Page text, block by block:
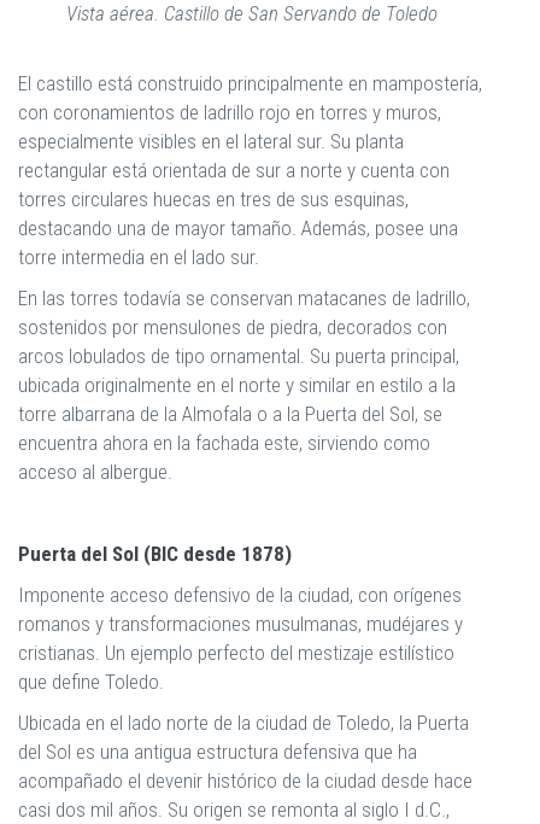
Vista aérea. Castillo de San Servando de Toledo
El castillo está construido principalmente en mampostería,
con coronamientos de ladrillo rojo en torres y muros,
especialmente visibles en el lateral sur. Su planta
rectangular está orientada de sur a norte y cuenta con
torres circulares huecas en tres de sus esquinas,
destacando una de mayor tamaño. Además, posee una
torre intermedia en el lado sur.
En las torres todavía se conservan matacanes de ladrillo,
sostenidos por mensulones de piedra, decorados con
arcos lobulados de tipo ornamental. Su puerta principal,
ubicada originalmente en el norte y similar en estilo a la
torre albarrana de la Almofala o a la Puerta del Sol, se
encuentra ahora en la fachada este, sirviendo como
acceso al albergue.
Puerta del Sol (BIC desde 1878)
Imponente acceso defensivo de la ciudad, con orígenes
romanos y transformaciones musulmanas, mudéjares y
cristianas. Un ejemplo perfecto del mestizaje estilístico
que define Toledo.
Ubicada en el lado norte de la ciudad de Toledo, la Puerta
del Sol es una antigua estructura defensiva que ha
acompañado el devenir histórico de la ciudad desde hace
casi dos mil años. Su origen se remonta al siglo I d.C.,